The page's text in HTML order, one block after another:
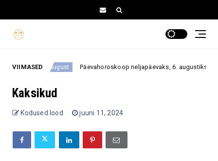
VIIMASED6. august Päevahoroskoop neljapäevaks, 6. augustiks: üks
Kaksikud
Kodused lood juuni 11, 2024